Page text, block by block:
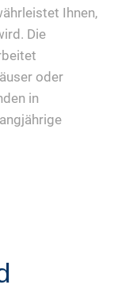
Ihnen,
Die
oder
in